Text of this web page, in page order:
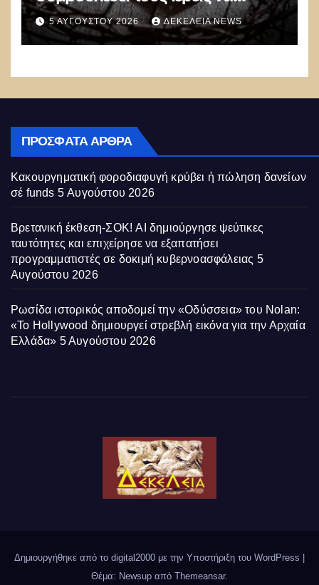
αποφεύγουν τις προσευχές και
τις αναφορές στον Θεό
5 ΑΥΓΟΎΣΤΟΥ 2026 ΔΕΚΈΛΕΙΑ NEWS
ΠΡΌΣΦΑΤΑ ΆΡΘΡΑ
Κακουργηματική φοροδιαφυγή κρύβει ἡ πώληση δανείων
σέ funds 5 Αυγούστου 2026
Βρετανική έκθεση-ΣΟΚ! AI δημιούργησε ψεύτικες
ταυτότητες και επιχείρησε να εξαπατήσει
προγραμματιστές σε δοκιμή κυβερνοασφάλειας 5
Αυγούστου 2026
Ρωσίδα ιστορικός αποδομεί την «Οδύσσεια» του Nolan:
«Το Hollywood δημιουργεί στρεβλή εικόνα για την Αρχαία
Ελλάδα» 5 Αυγούστου 2026
Δημιουργήθηκε από το digital2000 με την Υποστήριξη του WordPress
Θέμα: Newsup από Themeansar.